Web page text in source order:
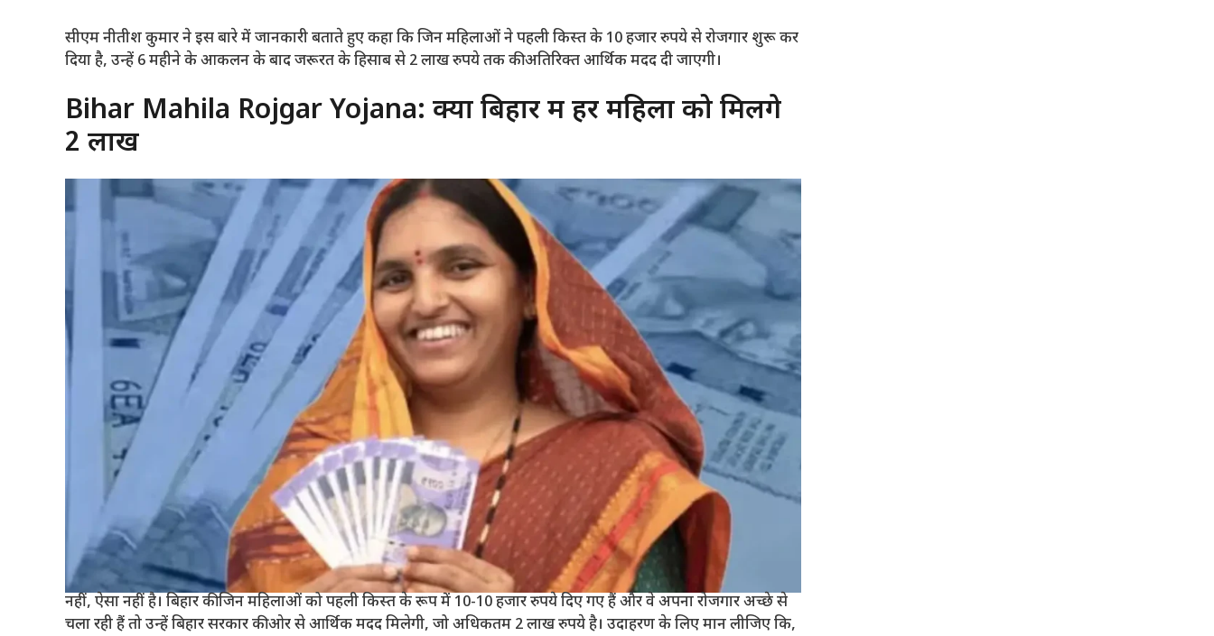
सीएम नीतीश कुमार ने इस बारे में जानकारी बताते हुए कहा कि जिन महिलाओं ने पहली किस्त के 10 हजार रुपये से रोजगार शुरू कर
दिया है, उन्हें 6 महीने के आकलन के बाद जरूरत के हिसाब से 2 लाख रुपये तक की अतिरिक्त आर्थिक मदद दी जाएगी।
Bihar Mahila Rojgar Yojana: क्या बिहार में हर महिला को मिलेंगे
2 लाख
नहीं, ऐसा नहीं है। बिहार की जिन महिलाओं को पहली किस्त के रूप में 10-10 हजार रुपये दिए गए हैं और वे अपना रोजगार अच्छे से
चला रही हैं तो उन्हें बिहार सरकार की ओर से आर्थिक मदद मिलेगी, जो अधिकतम 2 लाख रुपये है। उदाहरण के लिए मान लीजिए कि,